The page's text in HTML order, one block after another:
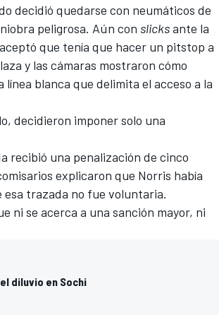
decidió quedarse con neumáticos de
peligrosa. Aún con slicksante la
que tenía que hacer un pitstop a
y las cámaras mostraron cómo
blanca que delimita el acceso a la
decidieron imponer solo una
recibió una penalización de cinco
explicaron que Norris había
trazada no fue voluntaria.
ni se acerca a una sanción mayor, ni
diluvio en Sochi